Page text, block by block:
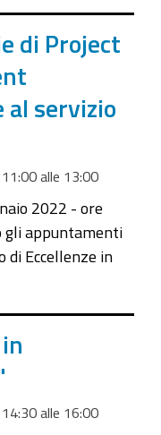
di Project
al servizio
11:00alle 13:00
2022 - ore
gli appuntamenti
di Eccellenze in
14:30alle 16:00